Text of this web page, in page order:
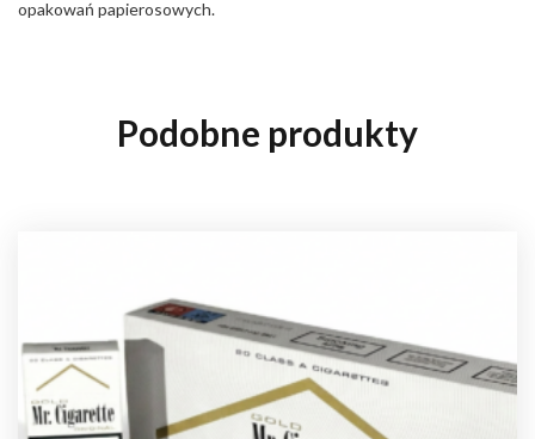
opakowań papierosowych.
Podobne produkty